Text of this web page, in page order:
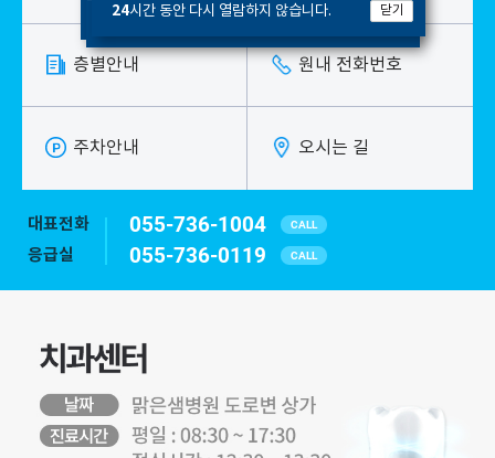
층별안내 원내 전화번호
주차안내 오시는 길
대표전화 055-736-1004 CALL
응급실 055-736-0119 CALL
24시간 동안 다시 열람하지 않습니다. 닫기
시간 동안 다시 열람하지 않습니다. 닫기
24시간 동안 다시 열람하지 않습니다. 닫기